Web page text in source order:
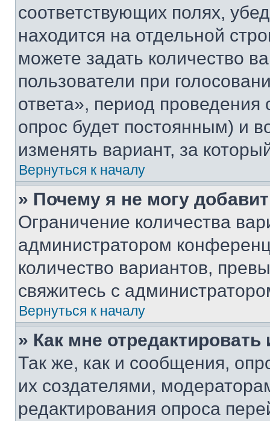
соответствующих полях,
находится на отдельной
можете задать количество
пользователи при
ответа», период проведения
опрос будет постоянным) и
изменять вариант, за
Вернуться к началу
» Почему я не могу
Ограничение количества
администратором
количество вариантов,
свяжитесь с
Вернуться к началу
» Как мне
Так же, как и сообщения,
их создателями,
редактирования опроса